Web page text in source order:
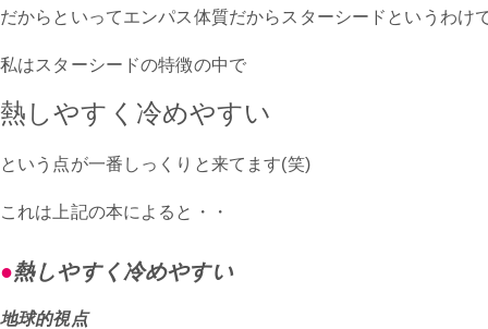
だからといってエンパス体質だからスターシードというわけ
私はスターシードの特徴の中で
熱しやすく冷めやすい
という点が一番しっくりと来てます(笑)
これは上記の本によると・・
熱しやすく冷めやすい
地球的視点